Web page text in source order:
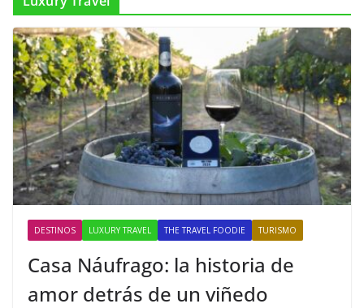
DESTINOS LUXURY TRAVEL THE TRAVEL FOODIE TURISMO
Casa Náufrago: la historia de
amor detrás de un viñedo